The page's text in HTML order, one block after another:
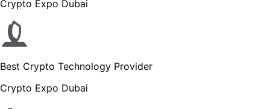
Crypto Expo Dubai
Best Crypto Technology Provider
Crypto Expo Dubai